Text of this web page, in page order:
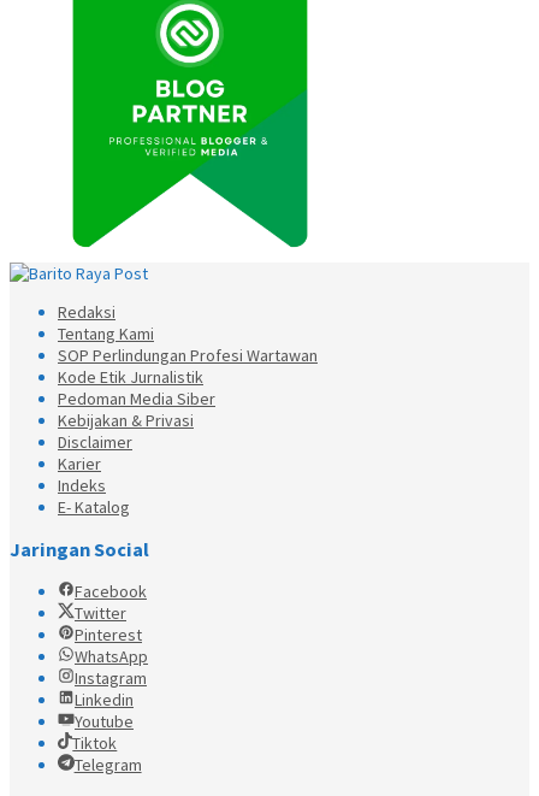
Redaksi
Tentang Kami
SOP Perlindungan Profesi Wartawan
Kode Etik Jurnalistik
Pedoman Media Siber
Kebijakan & Privasi
Disclaimer
Karier
Indeks
E- Katalog
Jaringan Social
Facebook
Twitter
Pinterest
WhatsApp
Instagram
Linkedin
Youtube
Tiktok
Telegram